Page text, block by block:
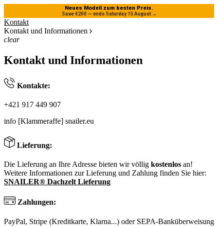
Neues Modell zum besten Preis.
Save €200 — ends Saturday 15 August →
Kontakt
Kontakt und Informationen
clear
Kontakt und Informationen
Kontakte:
+421 917 449 907
info [Klammeraffe] snailer.eu
Lieferung:
Die Lieferung an Ihre Adresse bieten wir völlig kostenlos an!
Weitere Informationen zur Lieferung und Zahlung finden Sie hier:
SNAILER® Dachzelt Lieferung
Zahlungen:
PayPal, Stripe (Kreditkarte, Klarna...) oder SEPA-Banküberweisung